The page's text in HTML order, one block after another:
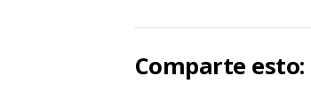
Comparte esto: